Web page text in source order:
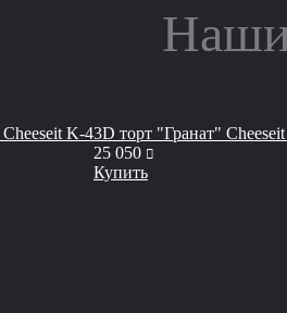
K-43D торт "Гранат" Сheeseit
25 050 руб
Купить